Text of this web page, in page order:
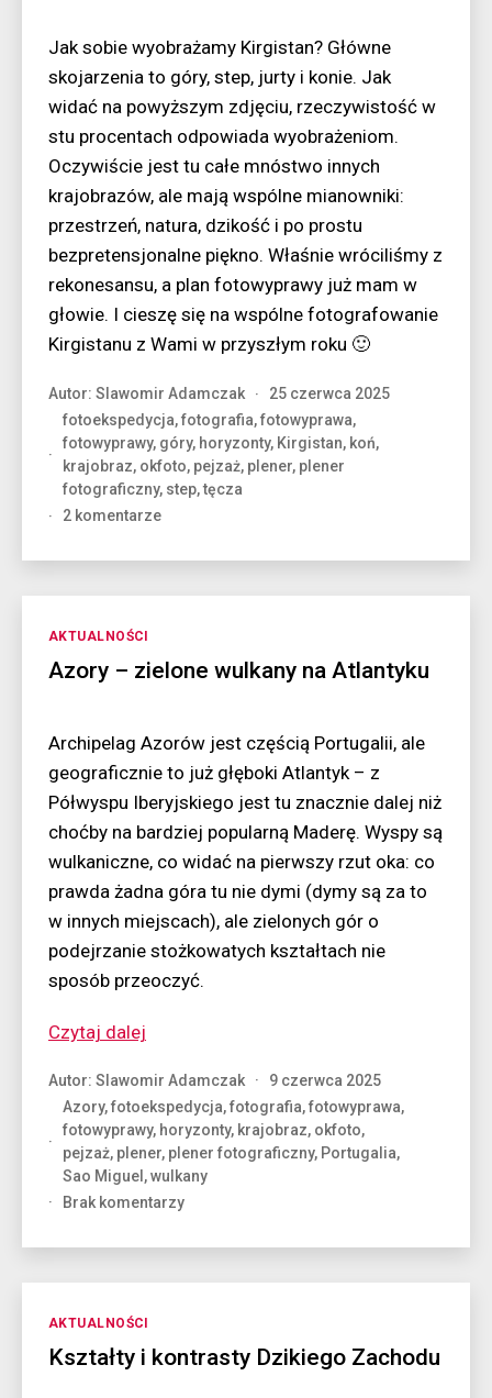
Jak sobie wyobrażamy Kirgistan? Główne
skojarzenia to góry, step, jurty i konie. Jak
widać na powyższym zdjęciu, rzeczywistość w
stu procentach odpowiada wyobrażeniom.
Oczywiście jest tu całe mnóstwo innych
krajobrazów, ale mają wspólne mianowniki:
przestrzeń, natura, dzikość i po prostu
bezpretensjonalne piękno. Właśnie wróciliśmy z
rekonesansu, a plan fotowyprawy już mam w
głowie. I cieszę się na wspólne fotografowanie
Kirgistanu z Wami w przyszłym roku 🙂
Autor: Slawomir Adamczak
25 czerwca 2025
fotoekspedycja,fotografia,fotowyprawa,
fotowyprawy, góry, horyzonty, Kirgistan, koń,
krajobraz, okfoto, pejzaż, plener, plener
fotograficzny, step,tęcza
2 komentarzedo
Kirgistanu
Kategorie
AKTUALNOŚCI
Azory – zielone wulkany na Atlantyku
Archipelag Azorów jest częścią Portugalii, ale
geograficznie to już głęboki Atlantyk – z
Półwyspu Iberyjskiego jest tu znacznie dalej niż
choćby na bardziej popularną Maderę. Wyspy są
wulkaniczne, co widać na pierwszy rzut oka: co
prawda żadna góra tu nie dymi (dymy są za to
w innych miejscach), ale zielonych gór o
podejrzanie stożkowatych kształtach nie
sposób przeoczyć.
Czytaj dalej
zielone
wulkany
na
Atlantyku”
Autor: Slawomir Adamczak
9 czerwca 2025
Azory,fotoekspedycja,fotografia,fotowyprawa,
fotowyprawy, horyzonty, krajobraz, okfoto,
pejzaż, plener, plener fotograficzny, Portugalia,
Sao Miguel ,wulkany
Brak komentarzydo
–
Kategorie
AKTUALNOŚCI
Kształty i kontrasty Dzikiego Zachodu